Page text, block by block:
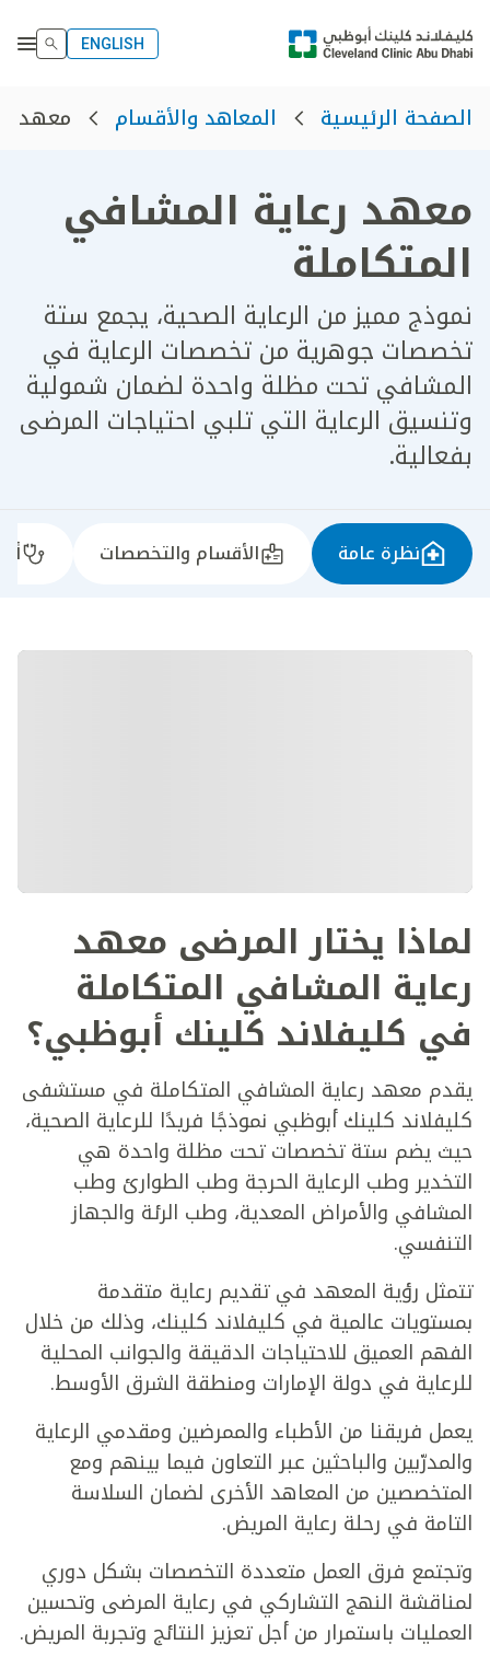
ENGLISH
الصفحة الرئيسية المعاهد والأقسام معهد
معهد رعاية المشافي
المتكاملة
نموذج مميز من الرعاية الصحية، يجمع ستة
تخصصات جوهرية من تخصصات الرعاية في
المشافي تحت مظلة واحدة لضمان شمولية
وتنسيق الرعاية التي تلبي احتياجات المرضى
بفعالية.
نظرة عامة الأقسام والتخصصات
لماذا يختار المرضى معهد
رعاية المشافي المتكاملة
في كليفلاند كلينك أبوظبي؟
يقدم معهد رعاية المشافي المتكاملة في مستشفى
كليفلاند كلينك أبوظبي نموذجًا فريدًا للرعاية الصحية،
حيث يضم ستة تخصصات تحت مظلة واحدة هي
التخدير وطب الرعاية الحرجة وطب الطوارئ وطب
المشافي والأمراض المعدية، وطب الرئة والجهاز
التنفسي.
تتمثل رؤية المعهد في تقديم رعاية متقدمة
بمستويات عالمية في كليفلاند كلينك، وذلك من خلال
الفهم العميق للاحتياجات الدقيقة والجوانب المحلية
للرعاية في دولة الإمارات ومنطقة الشرق الأوسط.
يعمل فريقنا من الأطباء والممرضين ومقدمي الرعاية
والمدرّبين والباحثين عبر التعاون فيما بينهم ومع
المتخصصين من المعاهد الأخرى لضمان السلاسة
التامة في رحلة رعاية المريض.
وتجتمع فرق العمل متعددة التخصصات بشكل دوري
لمناقشة النهج التشاركي في رعاية المرضى وتحسين
العمليات باستمرار من أجل تعزيز النتائج وتجربة المريض.